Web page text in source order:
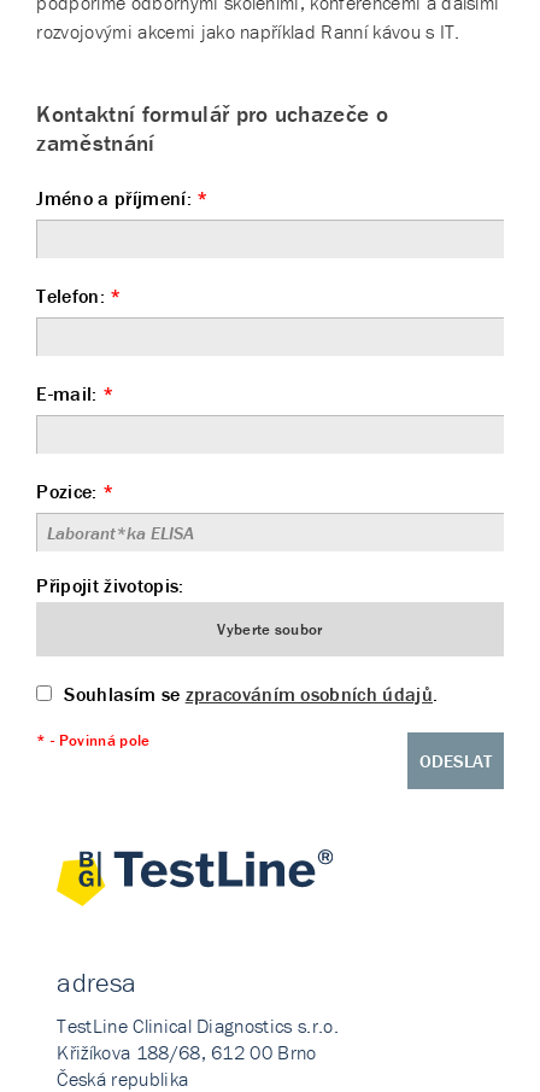
rozvojovými akcemi jako například Ranní kávou s IT.
Kontaktní formulář pro uchazeče o
zaměstnání
Jméno a příjmení: *
Telefon: *
E-mail: *
Pozice: *
Připojit životopis:
Vyberte soubor
Souhlasím se zpracováním osobních údajů
* - Povinná pole
ODESLAT
adresa
TestLine Clinical Diagnostics s.r.o.
Křižíkova 188/68, 612 00 Brno
Česká republika